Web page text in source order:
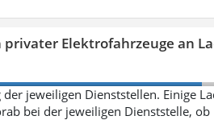
Elektrofahrzeuge an
jeweiligen Dienststellen. Einige
bei der jeweiligen Dienststelle, ob